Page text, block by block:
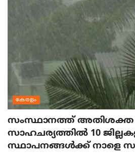
കേരളം
സംസ്ഥാനത്ത് അതിശക്ത
സാഹചര്യത്തിൽ 10
സ്ഥാപനങ്ങൾക്ക് നാളെ